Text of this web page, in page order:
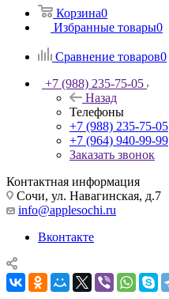
Корзина0
Избранные товары0
Сравнение товаров0
+7 (988) 235-75-05
Назад
Телефоны
+7 (988) 235-75-05
+7 (964) 940-99-99
Заказать звонок
Контактная информация
Сочи, ул. Навагинская, д.7
info@applesochi.ru
Вконтакте